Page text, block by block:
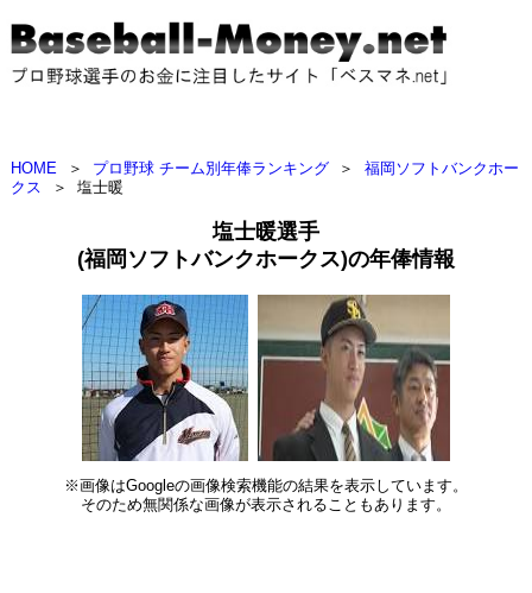
HOME ＞ プロ野球 チーム別年俸ランキング ＞
福岡ソフトバンクホー
クス
＞ 塩士暖
塩士暖選手
(福岡ソフトバンクホークス)の年俸情報
※画像はGoogleの画像検索機能の結果を表示しています。
そのため無関係な画像が表示されることもあります。